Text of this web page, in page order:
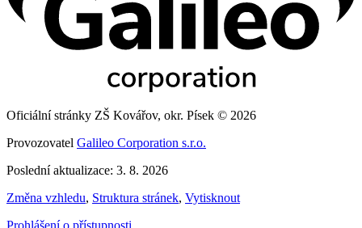
Oficiální stránky ZŠ Kovářov, okr. Písek © 2026
Provozovatel Galileo Corporation s.r.o.
Poslední aktualizace: 3. 8. 2026
Změna vzhledu, Struktura stránek, Vytisknout